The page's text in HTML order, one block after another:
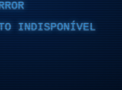
INDISPONÍVEL